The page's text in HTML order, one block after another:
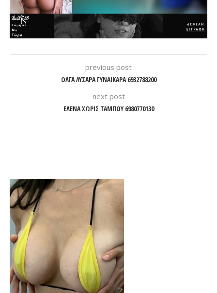
previous post
ΟΛΓΑ ΛΥΣΑΡΑ ΓΥΝΑΙΚΑΡΑ 6932788200
next post
ΕΛΕΝΑ ΧΩΡΙΣ ΤΑΜΠΟΥ 6980770130